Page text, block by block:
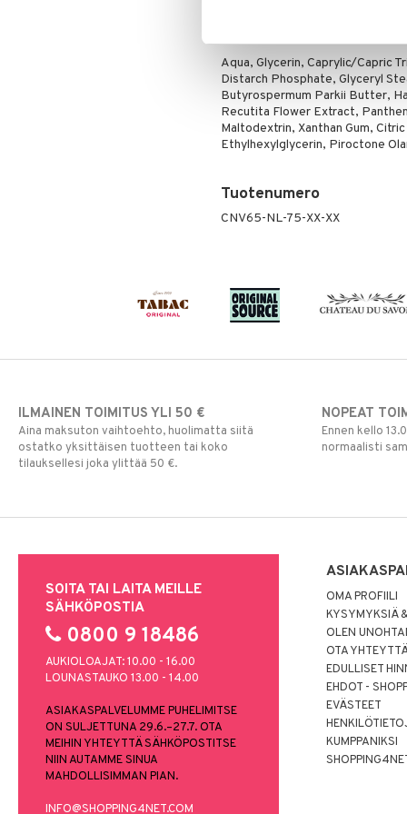
Aqua, Glycerin, Caprylic/Capric
Distarch Phosphate, Glyceryl
Butyrospermum Parkii Butter,
Recutita Flower Extract,
Maltodextrin, Xanthan Gum,
Ethylhexylglycerin, Piroctone
Tuotenumero
CNV65-NL-75-XX-XX
ILMAINEN TOIMITUS YLI 50 €
Aina maksuton vaihtoehto, huolimatta siitä
ostatko yksittäisen tuotteen tai koko
tilauksellesi joka ylittää 50 €.
NOPEAT
Ennen kello
normaalisti
SOITA TAI LAITA MEILLE
SÄHKÖPOSTIA
0800 9 18486
AUKIOLOAJAT: 10.00 - 16.00
LOUNASTAUKO 13.00 - 14.00
ASIAKASPALVELUMME PUHELIMITSE
ON SULJETTUNA 29.6.–27.7. OTA
MEIHIN YHTEYTTÄ SÄHKÖPOSTITSE
NIIN AUTAMME SINUA
MAHDOLLISIMMAN PIAN.
INFO@SHOPPING4NET.COM
OMA PROFIILI
KYSYMYKSIÄ
OLEN
OTA
EDULLISET
EHDOT -
EVÄSTEET
KUMPPANIKSI